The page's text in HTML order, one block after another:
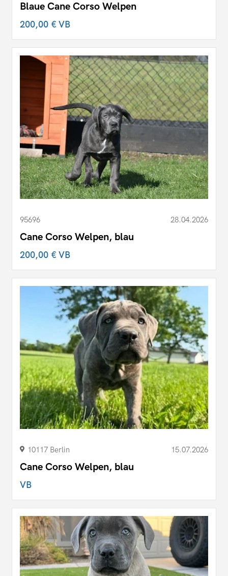
Blaue Cane Corso Welpen
200,00 €VB
95696 28.04.2026
Cane Corso Welpen, blau
200,00 €VB
10117 Berlin 15.07.2026
Cane Corso Welpen, blau
VB